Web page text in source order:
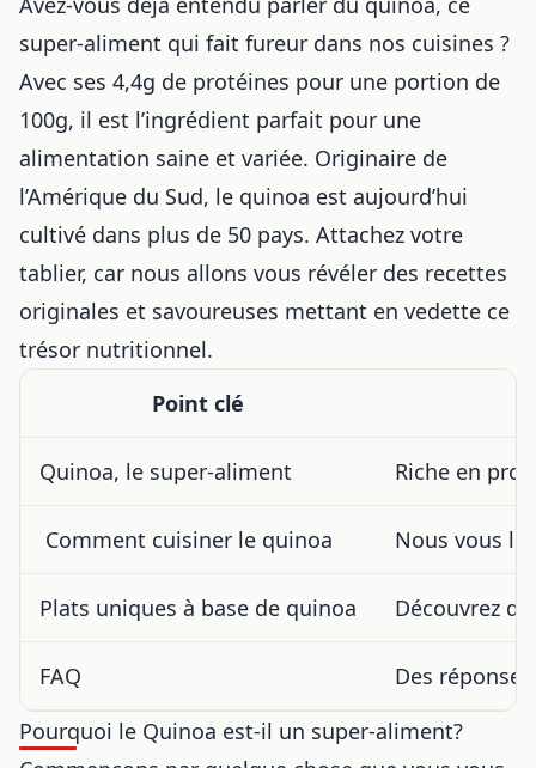
super-aliment qui fait fureur dans nos cuisines ?
Avec ses 4,4g de protéines pour une portion de
100g, il est l’ingrédient parfait pour une
alimentation saine et variée. Originaire de
l’Amérique du Sud, le quinoa est aujourd’hui
cultivé dans plus de 50 pays. Attachez votre
tablier, car nous allons vous révéler des recettes
originales et savoureuses mettant en vedette ce
trésor nutritionnel.
Point clé
Quinoa, le super-aliment Riche en
‍ Comment cuisiner le quinoa Nous vous
Plats uniques à base de quinoa Découvrez
FAQ
Des
Pourquoi le Quinoa est-il un super-aliment?